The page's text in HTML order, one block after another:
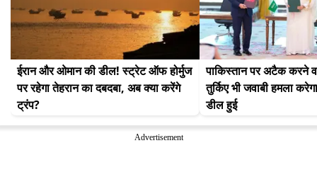
ईरान और ओमान की डील! स्ट्रेट ऑफ होर्मुज
पर रहेगा तेहरान का दबदबा, अब क्या करेंगे
ट्रंप?
पाकिस्तान पर अटैक करने
तुर्किए भी जवाबी हमला
डील हुई
Advertisement